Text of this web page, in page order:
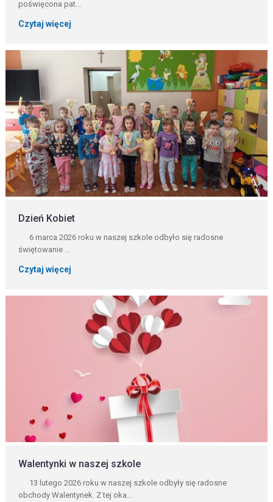
poświęcona pat...
Czytaj więcej
Dzień Kobiet
6 marca 2026 roku w naszej szkole odbyło się radosne
świętowanie ...
Czytaj więcej
Walentynki w naszej szkole
13 lutego 2026 roku w naszej szkole odbyły się radosne
obchody Walentynek. Z tej oka...